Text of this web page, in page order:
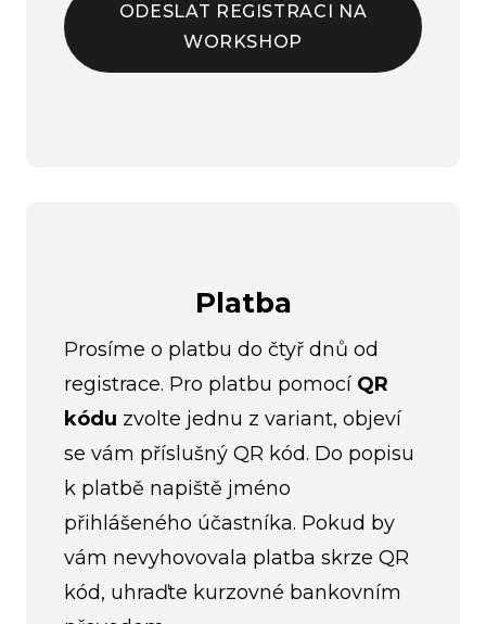
ODESLAT REGISTRACI NA
WORKSHOP
Platba
Prosíme o platbu do čtyř dnů od
registrace. Pro platbu pomocí QR
kódu zvolte jednu z variant, objeví
se vám příslušný QR kód. Do popisu
k platbě napiště jméno
přihlášeného účastníka. Pokud by
vám nevyhovovala platba skrze QR
kód, uhraďte kurzovné bankovním